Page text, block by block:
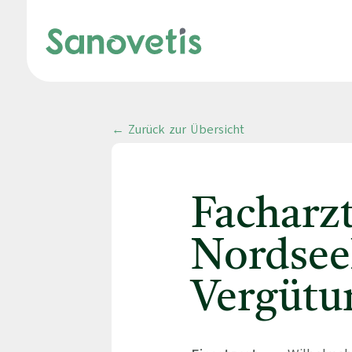
← Zurück zur Übersicht